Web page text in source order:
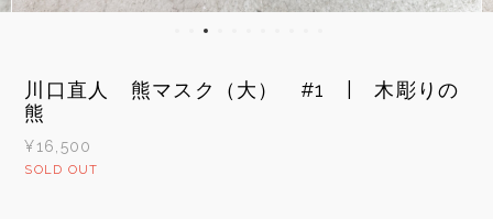
川口直人 熊マスク（大） #1 | 木彫りの
熊
¥16,500
SOLD OUT